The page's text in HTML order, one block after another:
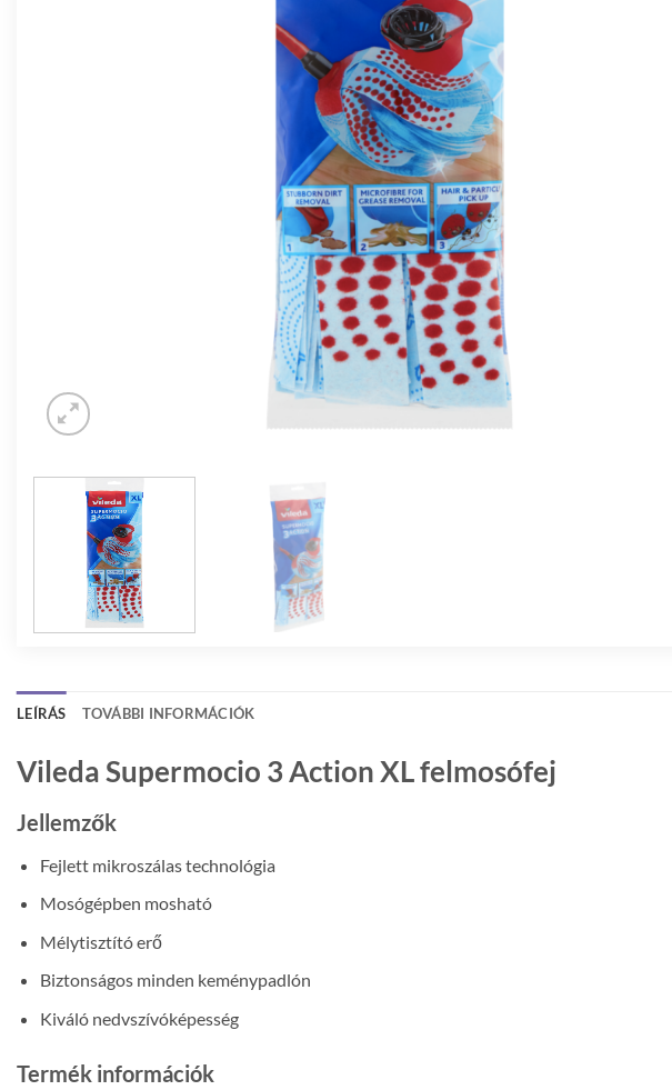
LEÍRÁS TOVÁBBI INFORMÁCIÓK
Vileda Supermocio 3 Action XL felmosófej
Jellemzők
Fejlett mikroszálas technológia
Mosógépben mosható
Mélytisztító erő
Biztonságos minden keménypadlón
Kiváló nedvszívóképesség
Termék információk